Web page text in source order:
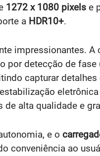
1272 x 1080 pixels e
a HDR10+.
impressionantes. A
por detecção de fase
capturar
de alta qualidade e
e o
conveniência ao